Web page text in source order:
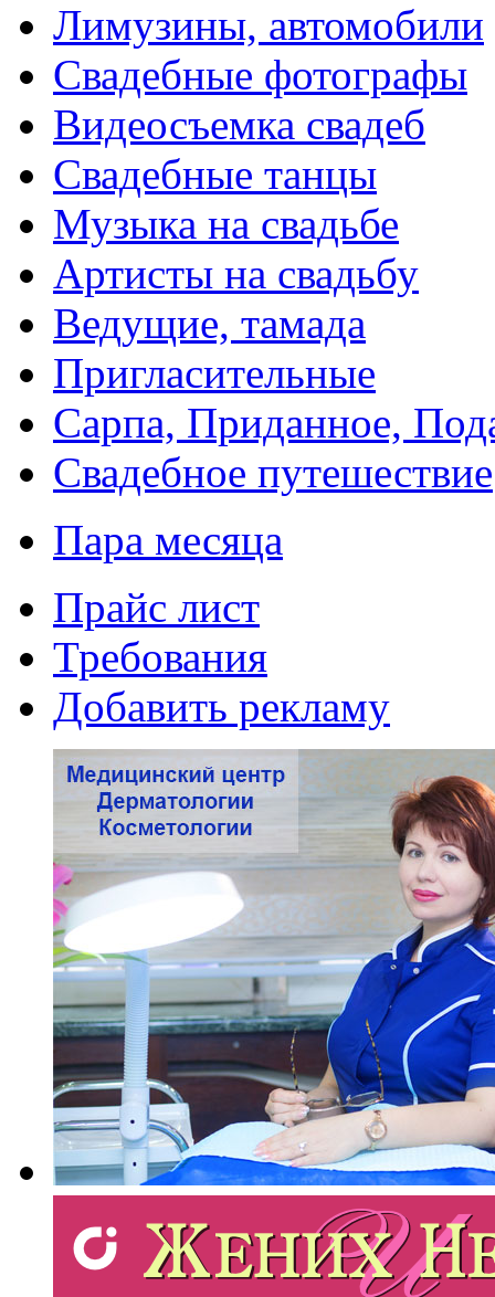
Лимузины, автомобили
Свадебные фотографы
Видеосъемка свадеб
Свадебные танцы
Музыка на свадьбе
Артисты на свадьбу
Ведущие, тамада
Пригласительные
Сарпа, Приданное,
Свадебное путешествие
Пара месяца
Прайс лист
Требования
Добавить рекламу